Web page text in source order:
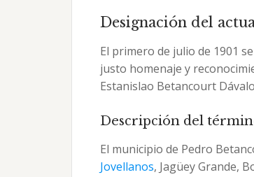
Designación del
El primero de julio de 1901
justo homenaje y
Estanislao Betancourt
Descripción del
El municipio de Pedro
Jovellanos, Jagüey Grande,